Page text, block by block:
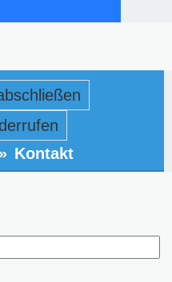
» Kontakt